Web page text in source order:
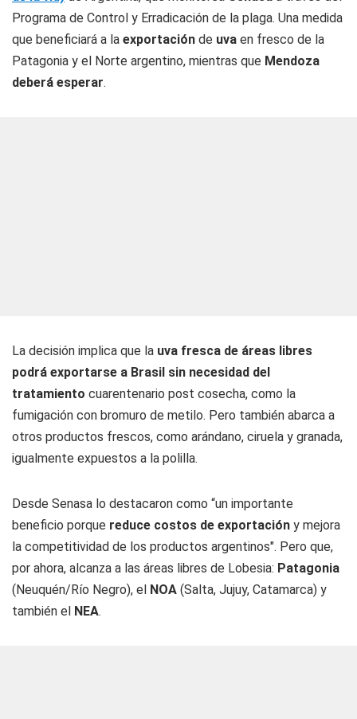
Programa de Control y Erradicación de la plaga. Una medida
que beneficiará a la exportación de uva en fresco de la
Patagonia y el Norte argentino, mientras que Mendoza
deberá esperar.
La decisión implica que la uva fresca de áreas libres
podrá exportarse a Brasil sin necesidad del
tratamiento cuarentenario post cosecha, como la
fumigación con bromuro de metilo. Pero también abarca a
otros productos frescos, como arándano, ciruela y granada,
igualmente expuestos a la polilla.
Desde Senasa lo destacaron como “un importante
beneficio porque reduce costos de exportación y mejora
la competitividad de los productos argentinos". Pero que,
por ahora, alcanza a las áreas libres de Lobesia: Patagonia
(Neuquén/Río Negro), el NOA (Salta, Jujuy, Catamarca) y
también el NEA.